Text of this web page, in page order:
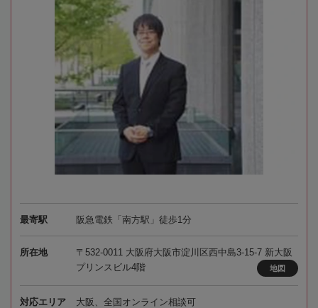
最寄駅 阪急電鉄「南方駅」徒歩1分
所在地
〒532-0011 大阪府大阪市淀川区西中島3-15-7 新大阪
プリンスビル4階
地図
対応エリア 大阪、全国オンライン相談可